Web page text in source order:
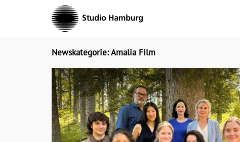
Newskategorie: Amalia Film